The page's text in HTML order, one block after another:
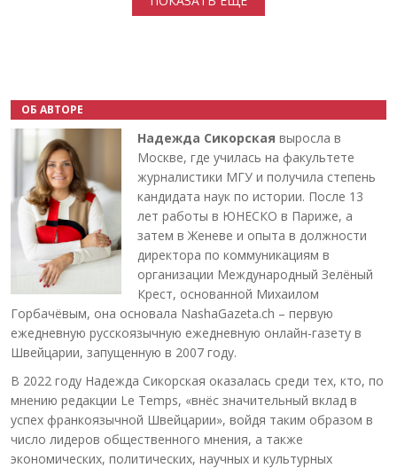
ОБ АВТОРЕ
Надежда Сикорская выросла в
Москве, где училась на факультете
журналистики МГУ и получила степень
кандидата наук по истории. После 13
лет работы в ЮНЕСКО в Париже, а
затем в Женеве и опыта в должности
директора по коммуникациям в
организации Международный Зелёный
Крест, основанной Михаилом
Горбачёвым, она основала NashaGazeta.ch – первую
ежедневную русскоязычную ежедневную онлайн-газету в
Швейцарии, запущенную в 2007 году.
В 2022 году Надежда Сикорская оказалась среди тех, кто, по
мнению редакции Le Temps, «внёс значительный вклад в
успех франкоязычной Швейцарии», войдя таким образом в
число лидеров общественного мнения, а также
экономических, политических, научных и культурных